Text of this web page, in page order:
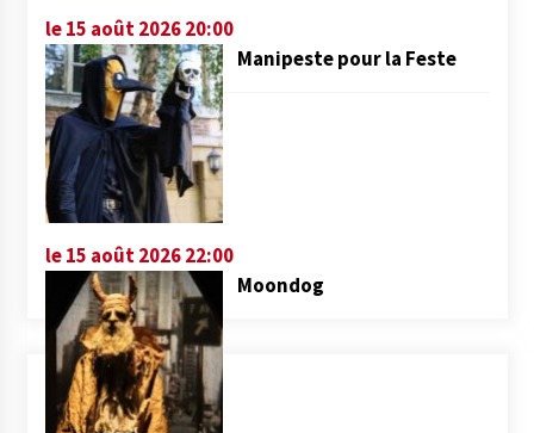
le 15 août 2026 20:00
Manipeste pour la Feste
le 15 août 2026 22:00
Moondog